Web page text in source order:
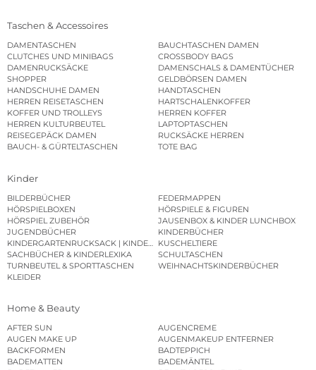
Taschen & Accessoires
DAMENTASCHEN
BAUCHTASCHEN DAMEN
CLUTCHES UND MINIBAGS
CROSSBODY BAGS
DAMENRUCKSÄCKE
DAMENSCHALS & DAMENTÜCHER
SHOPPER
GELDBÖRSEN DAMEN
HANDSCHUHE DAMEN
HANDTASCHEN
HERREN REISETASCHEN
HARTSCHALENKOFFER
KOFFER UND TROLLEYS
HERREN KOFFER
HERREN KULTURBEUTEL
LAPTOPTASCHEN
REISEGEPÄCK DAMEN
RUCKSÄCKE HERREN
BAUCH- & GÜRTELTASCHEN
TOTE BAG
Kinder
BILDERBÜCHER
FEDERMAPPEN
HÖRSPIELBOXEN
HÖRSPIELE & FIGUREN
HÖRSPIEL ZUBEHÖR
JAUSENBOX & KINDER LUNCHBOX
JUGENDBÜCHER
KINDERBÜCHER
KINDERGARTENRUCKSACK | KINDERGARTENBEUTEL
KUSCHELTIERE
SACHBÜCHER & KINDERLEXIKA
SCHULTASCHEN
TURNBEUTEL & SPORTTASCHEN
WEIHNACHTSKINDERBÜCHER
KLEIDER
Home & Beauty
AFTER SUN
AUGENCREME
AUGEN MAKE UP
AUGENMAKEUP ENTFERNER
BACKFORMEN
BADTEPPICH
BADEMATTEN
BADEMÄNTEL